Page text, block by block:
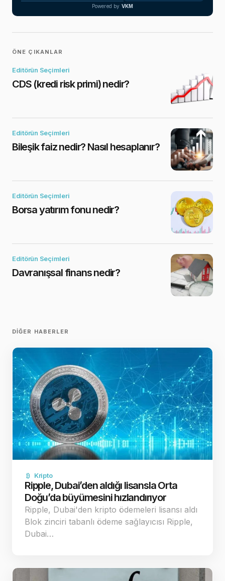
Powered by VKM
ÖNE ÇIKANLAR
Editörün Seçimleri
CDS (kredi risk primi) nedir?
Editörün Seçimleri
Bileşik faiz nedir? Nasıl hesaplanır?
Editörün Seçimleri
Borsa yatırım fonu nedir?
Editörün Seçimleri
Davranışsal finans nedir?
DIĞER HABERLER
Kripto
Ripple, Dubai’den aldığı lisansla Orta
Doğu’da büyümesini hızlandırıyor
Ripple, Dubai'den kripto ödemeleri lisansı aldı
Blok zinciri tabanlı ödeme sağlayıcısı Ripple,
Dubai…